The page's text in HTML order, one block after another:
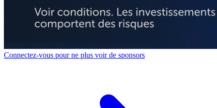
Connectez-vous pour ne plus voir de sponsors